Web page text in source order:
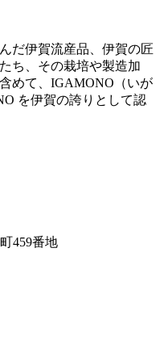
だ伊賀流産品、伊賀の匠
ち、その栽培や製造加
めて、IGAMONO（いが
を伊賀の誇りとして認
459番地